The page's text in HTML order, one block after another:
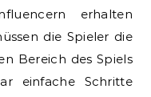
erhalten
die Spieler die
Bereich des Spiels
einfache Schritte